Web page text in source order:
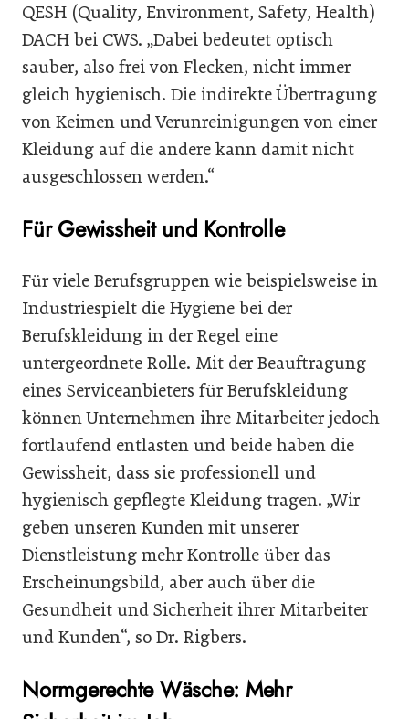
QESH (Quality, Environment, Safety, Health)
DACH bei CWS. „Dabei bedeutet optisch
sauber, also frei von Flecken, nicht immer
gleich hygienisch. Die indirekte Übertragung
von Keimen und Verunreinigungen von einer
Kleidung auf die andere kann damit nicht
ausgeschlossen werden.“
Für Gewissheit und Kontrolle
Für viele Berufsgruppen wie beispielsweise in
Industriespielt die Hygiene bei der
Berufskleidung in der Regel eine
untergeordnete Rolle. Mit der Beauftragung
eines Serviceanbieters für Berufskleidung
können Unternehmen ihre Mitarbeiter jedoch
fortlaufend entlasten und beide haben die
Gewissheit, dass sie professionell und
hygienisch gepflegte Kleidung tragen. „Wir
geben unseren Kunden mit unserer
Dienstleistung mehr Kontrolle über das
Erscheinungsbild, aber auch über die
Gesundheit und Sicherheit ihrer Mitarbeiter
und Kunden“, so Dr. Rigbers.
Normgerechte Wäsche: Mehr